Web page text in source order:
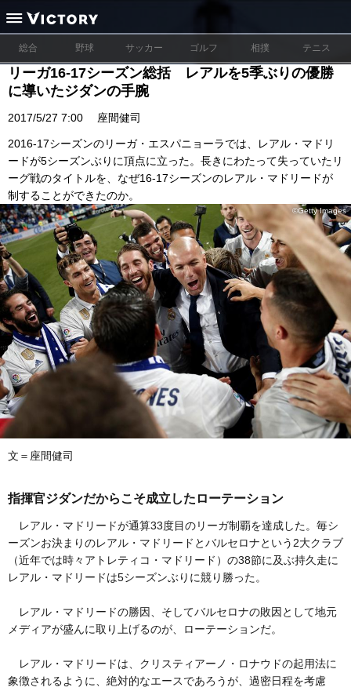
総合 野球 サッカー ゴルフ 相撲 テニス
リーガ16-17シーズン総括 レアルを5季ぶりの優勝
に導いたジダンの手腕
2017/5/27 7:00 座間健司
2016-17シーズンのリーガ・エスパニョーラでは、レアル・マドリ
ードが5シーズンぶりに頂点に立った。長きにわたって失っていたリ
ーグ戦のタイトルを、なぜ16-17シーズンのレアル・マドリードが
制することができたのか。
©Getty Images
文＝座間健司
指揮官ジダンだからこそ成立したローテーション
レアル・マドリードが通算33度目のリーガ制覇を達成した。毎シ
ーズンお決まりのレアル・マドリードとバルセロナという2大クラブ
（近年では時々アトレティコ・マドリード）の38節に及ぶ持久走に
レアル・マドリードは5シーズンぶりに競り勝った。
レアル・マドリードの勝因、そしてバルセロナの敗因として地元
メディアが盛んに取り上げるのが、ローテーションだ。
レアル・マドリードは、クリスティアーノ・ロナウドの起用法に
象徴されるように、絶対的なエースであろうが、過密日程を考慮